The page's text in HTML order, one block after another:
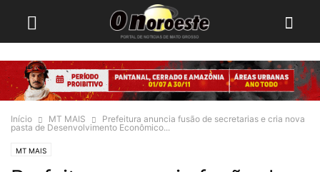
Início MT MAIS
Prefeitura anuncia fusão de secretarias e cria nova
pasta de Desenvolvimento Econômico...
MT MAIS